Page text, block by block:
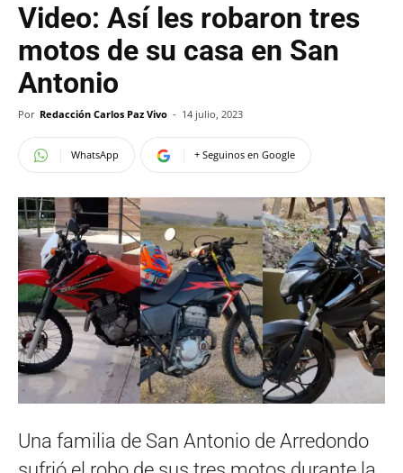
Video: Así les robaron tres
motos de su casa en San
Antonio
Por Redacción Carlos Paz Vivo - 14 julio, 2023
WhatsApp + Seguinos en Google
Una familia de San Antonio de Arredondo